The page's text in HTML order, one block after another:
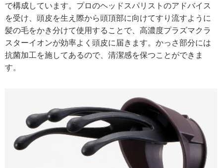
で構成しています。プロのヘッドスパリストのアドバイス
を受け、頭皮を生え際から頭頂部に向けてすり流すように
髪の毛をかき分けて使用することで、高濃度プラズマクラ
スターイオンが効率よく頭皮に届きます。かっさ部分には
抗菌加工を施してあるので、清潔感を保つことができま
す。